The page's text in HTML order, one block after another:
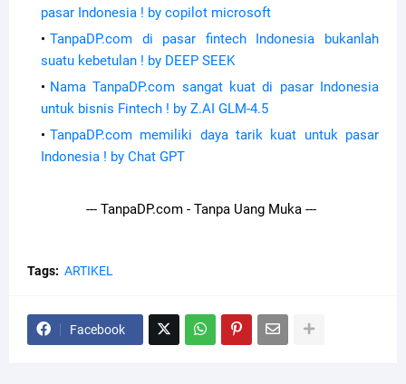
pasar Indonesia ! by copilot microsoft
TanpaDP.com di pasar fintech Indonesia bukanlah
suatu kebetulan ! by DEEP SEEK
Nama TanpaDP.com sangat kuat di pasar Indonesia
untuk bisnis Fintech ! by Z.AI GLM-4.5
TanpaDP.com memiliki daya tarik kuat untuk pasar
Indonesia ! by Chat GPT
--- TanpaDP.com - Tanpa Uang Muka ---
Tags: ARTIKEL
Facebook